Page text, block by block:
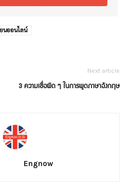
นออนไลน์
Next article
3 ความเชื่อผิด ๆ ในการพูดภาษาอังกฤษ
Engnow